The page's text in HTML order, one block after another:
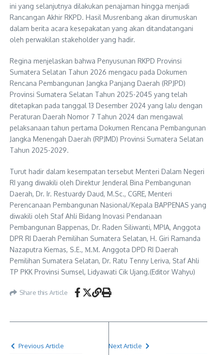
ini yang selanjutnya dilakukan penajaman hingga menjadi
Rancangan Akhir RKPD. Hasil Musrenbang akan dirumuskan
dalam berita acara kesepakatan yang akan ditandatangani
oleh perwakilan stakeholder yang hadir.
Regina menjelaskan bahwa Penyusunan RKPD Provinsi
Sumatera Selatan Tahun 2026 mengacu pada Dokumen
Rencana Pembangunan Jangka Panjang Daerah (RPJPD)
Provinsi Sumatera Selatan Tahun 2025-2045 yang telah
ditetapkan pada tanggal 13 Desember 2024 yang lalu dengan
Peraturan Daerah Nomor 7 Tahun 2024 dan mengawal
pelaksanaan tahun pertama Dokumen Rencana Pembangunan
Jangka Menengah Daerah (RPJMD) Provinsi Sumatera Selatan
Tahun 2025-2029.
Turut hadir dalam kesempatan tersebut Menteri Dalam Negeri
RI yang diwakili oleh Direktur Jenderal Bina Pembangunan
Daerah, Dr. Ir. Restuardy Daud, M.Sc., CGRE, Menteri
Perencanaan Pembangunan Nasional/Kepala BAPPENAS yang
diwakili oleh Staf Ahli Bidang Inovasi Pendanaan
Pembangunan Bappenas, Dr. Raden Siliwanti, MPIA, Anggota
DPR RI Daerah Pemilihan Sumatera Selatan, H. Giri Ramanda
Nazaputra Kiemas, S.E., Μ.Μ. Anggota DPD RI Daerah
Pemilihan Sumatera Selatan, Dr. Ratu Tenny Leriva, Staf Ahli
TP PKK Provinsi Sumsel, Lidyawati Cik Ujang.(Editor Wahyu)
Share this Article
Previous Article Next Article